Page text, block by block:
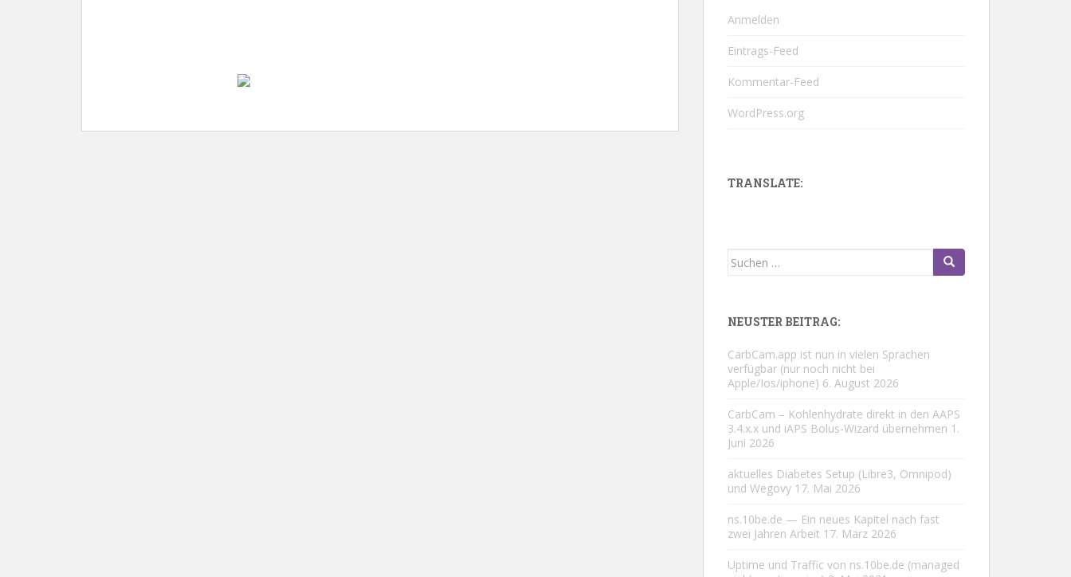
Anmelden
Eintrags-Feed
Kommentar-Feed
WordPress.org
TRANSLATE:
Suchen
NEUSTER BEITRAG:
CarbCam.app ist nun in vielen Sprachen
verfügbar (nur noch nicht bei
Apple/Ios/iphone) 6. August 2026
CarbCam – Kohlenhydrate direkt in den AAPS
3.4.x.x und iAPS Bolus-Wizard übernehmen 1.
Juni 2026
aktuelles Diabetes Setup (Libre3, Omnipod)
und Wegovy 17. Mai 2026
ns.10be.de — Ein neues Kapitel nach fast
zwei Jahren Arbeit 17. März 2026
Uptime und Traffic von ns.10be.de (managed